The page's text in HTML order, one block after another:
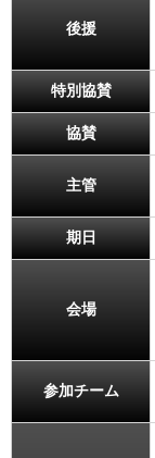
後援
特別協賛
協賛
主管
期日
会場
参加チーム